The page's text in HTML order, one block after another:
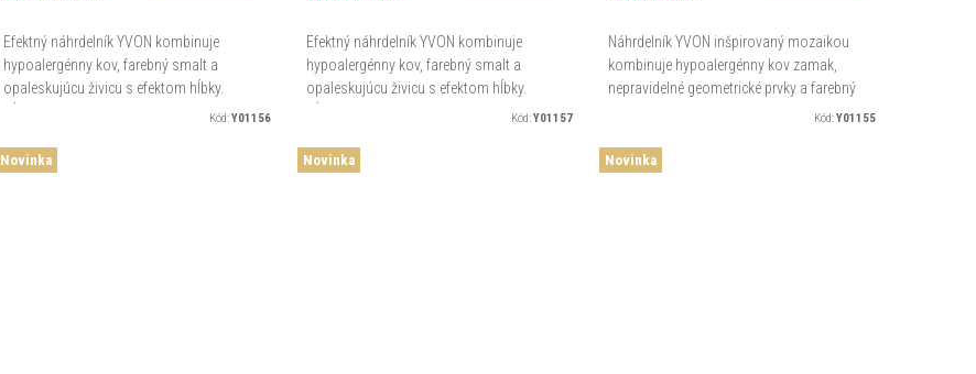
Efektný náhrdelník YVON kombinuje
hypoalergénny kov, farebný smalt a
opaleskujúcu živicu s efektom hĺbky.
Dĺžka 42 cm + 8 cm regulácia, výrazná
Kód:Y01156
Efektný náhrdelník YVON kombinuje
hypoalergénny kov, farebný smalt a
opaleskujúcu živicu s efektom hĺbky.
Dĺžka 42 cm + 8 cm regulácia, výrazné
Kód:Y01157
Náhrdelník YVON inšpirovaný mozaikou
kombinuje hypoalergénny kov zamak,
nepravidelné geometrické prvky a farebný
smalt v jemných svetlých, zlatistých,Kód:Y01155
Novinka Novinka Novinka